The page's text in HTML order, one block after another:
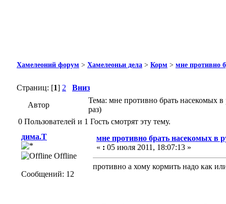
Хамелеоний форум > Хамелеоньи дела > Корм > мне противно
Страниц: [1] 2
Вниз
Автор
Тема: мне противно брать насекомых
раз)
0 Пользователей и 1 Гость смотрят эту тему.
дима.Т
Offline
Сообщений: 12
мне противно брать насекомых в
« : 05 июля 2011, 18:07:13 »
противно а хому кормить надо как